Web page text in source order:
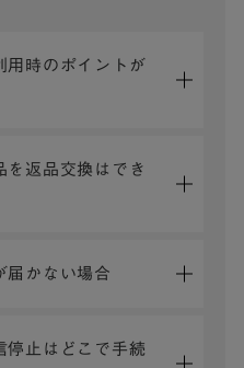
用時のポイントが
を返品交換はでき
届かない場合
停止はどこで手続